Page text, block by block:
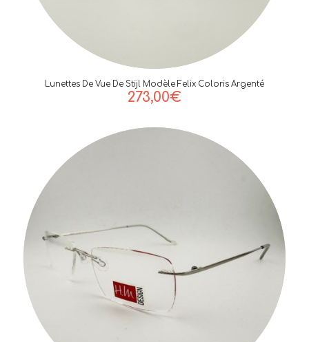
Lunettes De Vue De Stijl Modèle Felix Coloris Argenté
273,00€